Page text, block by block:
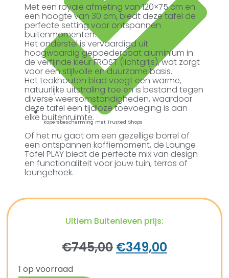
Kopersbescherming met Trusted Shops
Met een royale afmeting van 120×75 cm en
een hoogte van 30 cm, biedt deze tafel de
perfecte setting voor ontspannen
buitenmomenten.
Het onderstel is vervaardigd uit
hoogwaardig gepoedercoat aluminium in
de verfijnde kleur FROST (lichtgrijs), wat zorgt
voor een stijlvolle en duurzame basis.
Het teakhouten blad voegt een warme,
natuurlijke uitstraling toe en is bestand tegen
diverse weersomstandigheden, waardoor
deze tafel een tijdloze toevoeging is aan
elke buitenruimte.
Of het nu gaat om een gezellige borrel of
een ontspannen koffiemoment, de Lounge
Tafel PLAY biedt de perfecte mix van design
en functionaliteit voor jouw tuin, terras of
loungehoek.
Ultiem Buitenleven prijs:
€745,00 €349,00
1 op voorraad